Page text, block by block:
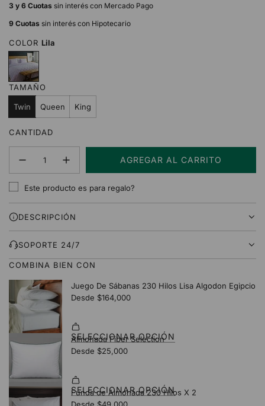
3 y 6 Cuotas sin interés con Mercado Pago
9 Cuotas sin interés con Hipotecario
COLOR Lila
L
i
l
a
TAMAÑO
Twin Queen King
CANTIDAD
AGREGAR AL CARRITO
C
G
N
O
.
Este producto es para regalo?
DESCRIPCIÓN
SOPORTE 24/7
COMBINA BIEN CON